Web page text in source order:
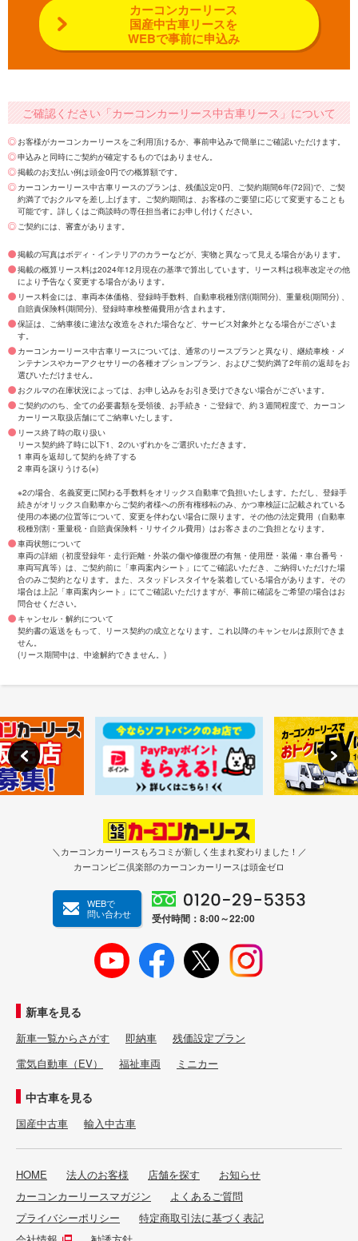
カーコンカーリース
国産中古車リースを
WEBで事前に申込み
ご確認ください「カーコンカーリース中古車リース」について
お客様がカーコンカーリースをご利用頂けるか、事前申込みで簡単にご確認いただけます。
申込みと同時にご契約が確定するものではありません。
掲載のお支払い例は頭金0円での概算額です。
カーコンカーリース中古車リースのプランは、残価設定0円、ご契約期間6年(72回)で、ご契
約満了でおクルマを差し上げます。ご契約期間は、お客様のご要望に応じて変更することも
可能です。詳しくはご商談時の専任担当者にお申し付けください。
ご契約には、審査があります。
掲載の写真はボディ・インテリアのカラーなどが、実物と異なって見える場合があります。
掲載の概算リース料は2024年12月現在の基準で算出しています。リース料は税率改定その他
により予告なく変更する場合があります。
リース料金には、車両本体価格、登録時手数料、自動車税種別割(期間分)、重量税(期間分) 、
自賠責保険料(期間分)、登録時車検整備費用が含まれます。
保証は、ご納車後に違法な改造をされた場合など、サービス対象外となる場合がございま
す。
カーコンカーリース中古車リースについては、通常のリースプランと異なり、継続車検・メ
ンテナンスやカーアクセサリーの各種オプションプラン、およびご契約満了2年前の返却をお
選びいただけません。
おクルマの在庫状況によっては、お申し込みをお引き受けできない場合がございます。
ご契約ののち、全ての必要書類を受領後、お手続き・ご登録で、約３週間程度で、カーコン
カーリース取扱店舗にてご納車いたします。
リース終了時の取り扱い
リース契約終了時に以下1、2のいずれかをご選択いただきます。
1 車両を返却して契約を終了する
2 車両を譲りうける(※)
※2の場合、名義変更に関わる手数料をオリックス自動車で負担いたします。ただし、登録手
続きがオリックス自動車からご契約者様への所有権移転のみ、かつ車検証に記載されている
使用の本拠の位置等について、変更を伴わない場合に限ります。その他の法定費用（自動車
税種別割・重量税・自賠責保険料・リサイクル費用）はお客さまのご負担となります。
車両状態について
車両の詳細（初度登録年・走行距離・外装の傷や修復歴の有無・使用歴・装備・車台番号・
車両写真等）は、ご契約前に「車両案内シート」にてご確認いただき、ご納得いただけた場
合のみご契約となります。また、スタッドレスタイヤを装着している場合があります。その
場合は上記「車両案内シート」にてご確認いただけますが、事前に確認をご希望の場合はお
問合せください。
キャンセル・解約について
契約書の返送をもって、リース契約の成立となります。これ以降のキャンセルは原則できま
せん。
(リース期間中は、中途解約できません。)
＼カーコンカーリースもろコミが新しく生まれ変わりました！／
カーコンビニ倶楽部のカーコンカーリースは頭金ゼロ
WEBで
問い合わせ
受付時間：8:00～22:00
新車を見る
新車一覧からさがす 即納車
残価設定プラン
電気自動車（EV）
福祉車両 ミニカー
中古車を見る
国産中古車 輸入中古車
HOME 法人のお客様 店舗を探す
お知らせ
カーコンカーリースマガジン
よくあるご質問
プライバシーポリシー
特定商取引法に基づく表記